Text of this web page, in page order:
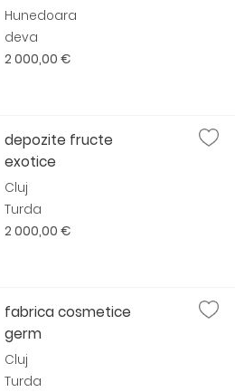
Hunedoara
deva
2 000,00 €
depozite fructe
exotice
Cluj
Turda
2 000,00 €
fabrica cosmetice
germ
Cluj
Turda